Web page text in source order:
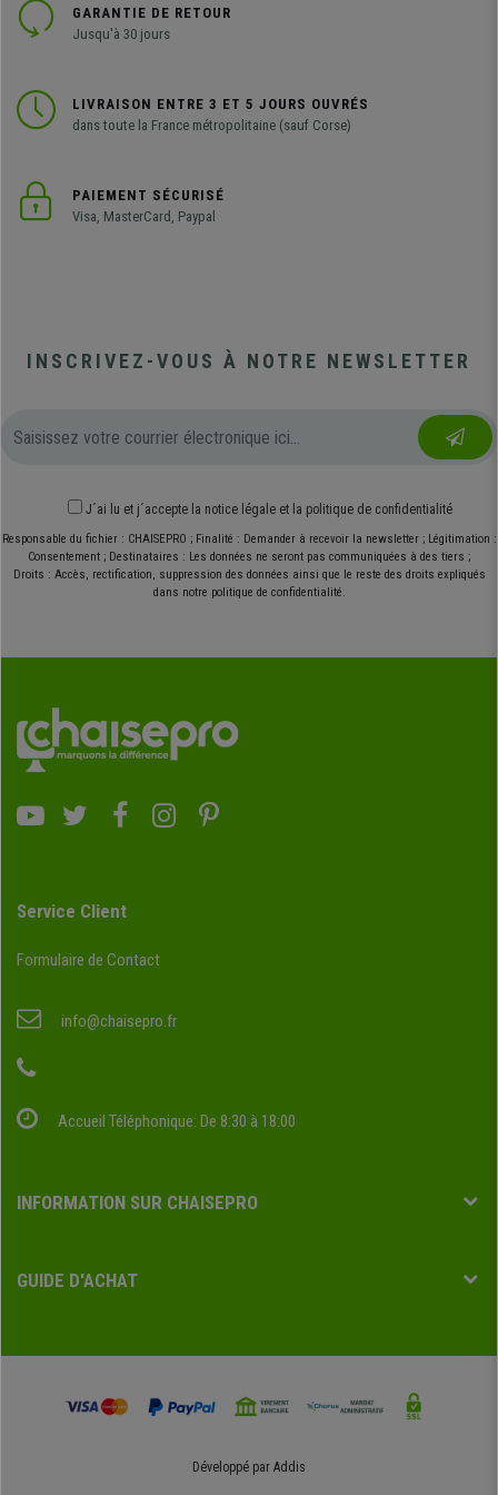
Hauteur: 24 cm
Poids (approx.): 32,5 kg
GARANTIE DE RETOUR
Jusqu'à 30 jours
LIVRAISON ENTRE 3 ET 5 JOURS OUVRÉS
dans toute la France métropolitaine (sauf Corse)
PAIEMENT SÉCURISÉ
Visa, MasterCard, Paypal
INSCRIVEZ-VOUS À NOTRE NEWSLETTER
J´ai lu et j´accepte la notice légale et la politique de confidentialité
Responsable du fichier : CHAISEPRO ; Finalité : Demander à recevoir la newsletter ; Légitimation :
Consentement ; Destinataires : Les données ne seront pas communiquées à des tiers ;
Droits : Accès, rectification, suppression des données ainsi que le reste des droits expliqués
dans notre politique de confidentialité.
Service Client
Formulaire de Contact
info@chaisepro.fr
Accueil Téléphonique: De 8:30 à 18:00
INFORMATION SUR CHAISEPRO
GUIDE D'ACHAT
Développé par Addis